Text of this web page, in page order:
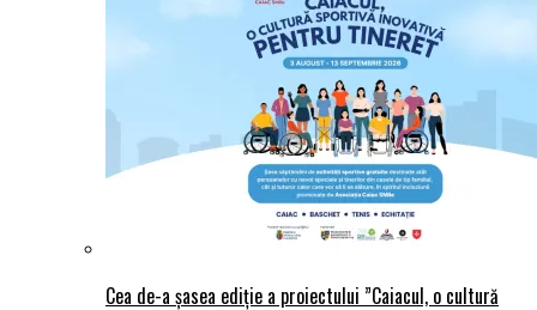
Cea de-a șasea ediție a proiectului ”Caiacul, o cultură